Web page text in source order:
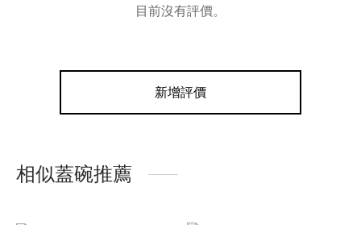
目前沒有評價。
新增評價
相似蓋碗推薦